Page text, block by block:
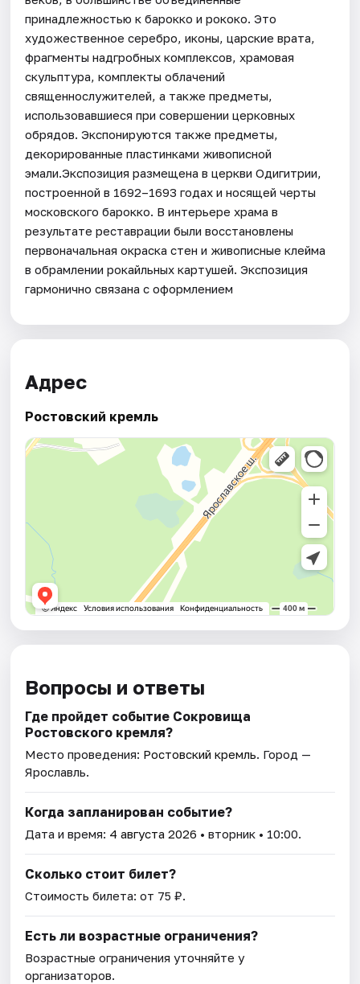
принадлежностью к барокко и рококо. Это
художественное серебро, иконы, царские врата,
фрагменты надгробных комплексов, храмовая
скульптура, комплекты облачений
священнослужителей, а также предметы,
использовавшиеся при совершении церковных
обрядов. Экспонируются также предметы,
декорированные пластинками живописной
эмали.Экспозиция размещена в церкви Одигитрии,
построенной в 1692–1693 годах и носящей черты
московского барокко. В интерьере храма в
результате реставрации были восстановлены
первоначальная окраска стен и живописные клейма
в обрамлении рокайльных картушей. Экспозиция
гармонично связана с оформлением
Адрес
Ростовский кремль
Вопросы и ответы
Где пройдет событие Сокровища
Ростовского кремля?
Место проведения: Ростовский кремль. Город —
Ярославль.
Когда запланирован событие?
Дата и время: 4 августа 2026 • вторник • 10:00.
Сколько стоит билет?
Стоимость билета: от 75 ₽.
Есть ли возрастные ограничения?
Возрастные ограничения уточняйте у
организаторов.